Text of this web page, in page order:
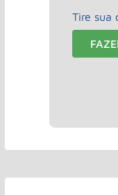
Tire sua